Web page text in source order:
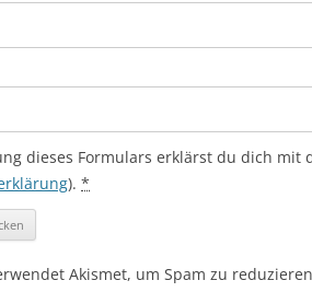
dieses Formulars erklärst du dich
). *
Akismet, um Spam zu